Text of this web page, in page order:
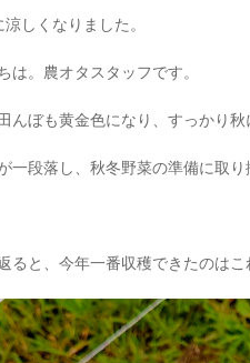
しくなりました。
は。農オタスタッフです。
んぼも黄金色になり、すっかり秋
一段落し、秋冬野菜の準備に取り
ると、今年一番収穫できたのはこ